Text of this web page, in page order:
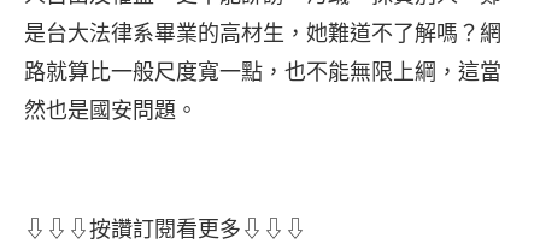
是台大法律系畢業的高材生，她難道不了解嗎？網
路就算比一般尺度寬一點，也不能無限上綱，這當
然也是國安問題。
⇩⇩⇩按讚訂閱看更多⇩⇩⇩